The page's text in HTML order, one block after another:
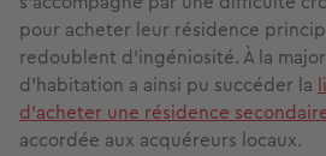
pour acheter leur résidence
redoublent d’ingéniosité. À la
d’habitation a ainsi pu succéder la
d’acheter une résidence
accordée aux acquéreurs locaux.